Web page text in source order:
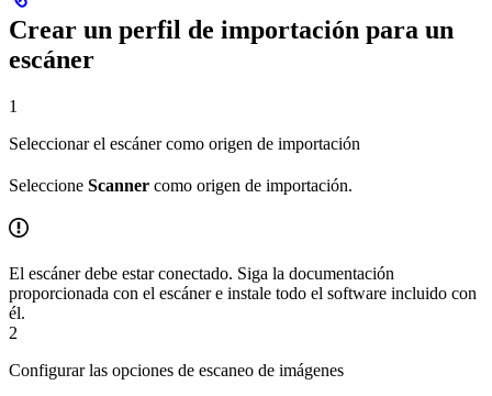
Crear un perfil de importación para un
escáner
1
Seleccionar el escáner como origen de importación
Seleccione Scanner como origen de importación.
El escáner debe estar conectado. Siga la documentación
proporcionada con el escáner e instale todo el software incluido con
él.
2
Configurar las opciones de escaneo de imágenes